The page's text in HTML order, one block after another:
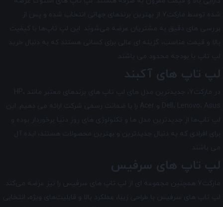
شده توسط مارکت7 از بهترین برندهای جهانی انتخاب شده و پس از
بررسی‌ های دقیق به مشتریان عرضه می‌شوند. این لپ تاپ‌ها با کیفیت
بالا و قیمت مناسب، گزینه ‌ای عالی برای کسانی هستند که به دنبال خرید
لپ تاپ با بودجه محدود می‌ باشند.
لپ تاپ های آکبند
در مارکت7، جدیدترین مدل های لپ تاپ های برندهای معتبر مانند HP،
Dell، Lenovo، Asus و Acer را با ضمانت رسمی شرکت ارائه می دهیم. این
لپ تاپ‌ها از جدیدترین مدل ‌ها و تکنولوژی های روز دنیا برخوردار بوده و
برای افرادی که به دنبال جدیدترین و بهترین محصولات هستند، ایده آل
می ‌باشند.
لپ تاپ های سرفیس
مارکت7 همچنین مجموعه ای از لپ تاپ‌ های سرفیس را نیز عرضه می‌کند.
لپ تاپ‌ های سرفیس با طراحی زیبا، عملکرد بالا و قابلیت‌های ویژه، انتخابی